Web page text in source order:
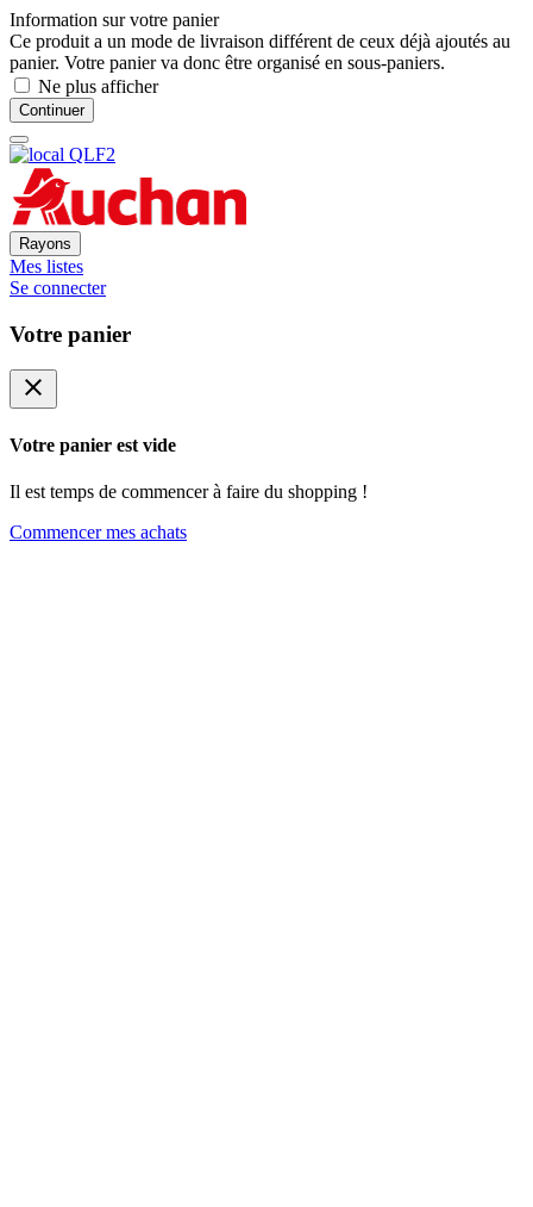
Information sur votre panier
Ce produit a un mode de livraison différent de ceux déjà ajoutés au
panier. Votre panier va donc être organisé en sous-paniers.
Ne plus afficher
Continuer
Rayons
Mes listes
Se connecter
Votre panier
close
Votre panier est vide
Il est temps de commencer à faire du shopping !
Commencer mes achats